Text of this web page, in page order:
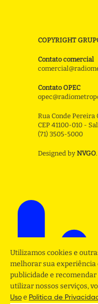
COPYRIGHT
Contato comercial
Contato OPEC
Rua Conde Pereira
CEP 41100-010 -
(71) 3505-5000
Designed by NVGO.
Utilizamos cookies e
melhorar sua
publicidade e
utilizar nossos serviços,
Uso e Politica de